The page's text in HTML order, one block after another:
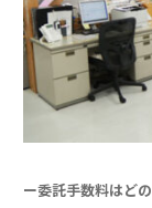
ー委託手数料はど